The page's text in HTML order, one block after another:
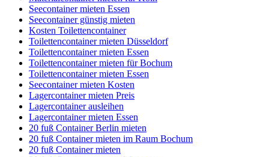
Seecontainer mieten Essen
Seecontainer günstig mieten
Kosten Toilettencontainer
Toilettencontainer mieten Düsseldorf
Toilettencontainer mieten Essen
Toilettencontainer mieten für Bochum
Toilettencontainer mieten Essen
Seecontainer mieten Kosten
Lagercontainer mieten Preis
Lagercontainer ausleihen
Lagercontainer mieten Essen
20 fuß Container Berlin mieten
20 fuß Container mieten im Raum Bochum
20 fuß Container mieten